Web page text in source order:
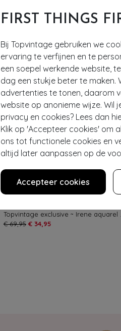
FIRST THINGS
Bij Topvintage gebruiken we
ervaring te verfijnen en te
een soepel werkende website,
dag een stukje beter te maken.
advertenties te tonen, daarom
website op anonieme wijze. Wil
privacy en cookies? Lees dan
Klik op 'Accepteer cookies' om
ons tot functionele cookies en
altijd later aanpassen op de
Accepteer cookies
- 50%
€ 69,95 € 34,95